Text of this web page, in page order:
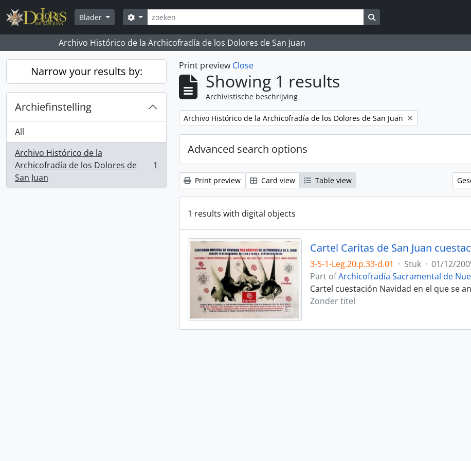
Skip to main content
Blader
zoeken
Search options Search in browse page
Archivo Histórico de la Archicofradía de los Dolores de San Juan
Narrow your results by:
Archiefinstelling
All
Archivo Histórico de la
Archicofradía de los Dolores de
San Juan
, 1 results 1
Print preview Close
Showing 1 results
Archivistische beschrijving
Remove filter:
Archivo Histórico de la Archicofradía de los Dolores de San Juan
Advanced search options
Print preview Card view Table view
1 results with digital objects
Cartel Caritas de San Juan
3-5-1-Leg.20.p.33-d.01 · Stuk · 01/12/
Part ofArchicofradía Sacramental de
Cartel cuestación Navidad en el que se
Zonder titel